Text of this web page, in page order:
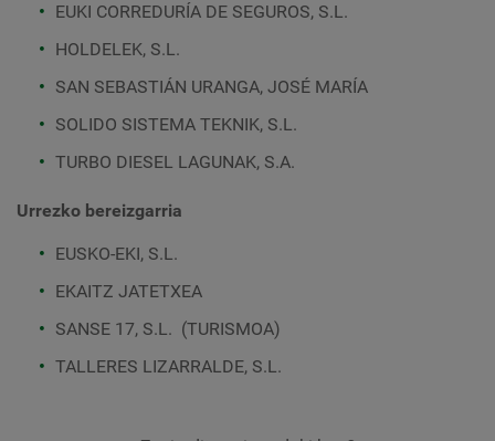
EUKI CORREDURÍA DE SEGUROS, S.L.
HOLDELEK, S.L.
SAN SEBASTIÁN URANGA, JOSÉ MARÍA
SOLIDO SISTEMA TEKNIK, S.L.
TURBO DIESEL LAGUNAK, S.A.
Urrezko bereizgarria
EUSKO-EKI, S.L.
EKAITZ JATETXEA
SANSE 17, S.L. (TURISMOA)
TALLERES LIZARRALDE, S.L.